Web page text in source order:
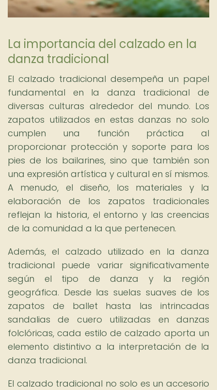
La importancia del calzado en la
danza tradicional
El calzado tradicional desempeña un papel
fundamental en la danza tradicional de
diversas culturas alrededor del mundo. Los
zapatos utilizados en estas danzas no solo
cumplen una función práctica al
proporcionar protección y soporte para los
pies de los bailarines, sino que también son
una expresión artística y cultural en sí mismos.
A menudo, el diseño, los materiales y la
elaboración de los zapatos tradicionales
reflejan la historia, el entorno y las creencias
de la comunidad a la que pertenecen.
Además, el calzado utilizado en la danza
tradicional puede variar significativamente
según el tipo de danza y la región
geográfica. Desde las suelas suaves de los
zapatos de ballet hasta las intrincadas
sandalias de cuero utilizadas en danzas
folclóricas, cada estilo de calzado aporta un
elemento distintivo a la interpretación de la
danza tradicional.
El calzado tradicional no solo es un accesorio